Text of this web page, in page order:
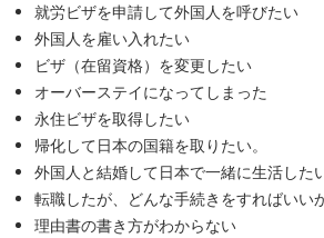
就労ビザを申請して外国人を呼びたい
外国人を雇い入れたい
ビザ（在留資格）を変更したい
オーバーステイになってしまった
永住ビザを取得したい
帰化して日本の国籍を取りたい。
外国人と結婚して日本で一緒に生活したい
転職したが、どんな手続きをすればいい
理由書の書き方がわからない